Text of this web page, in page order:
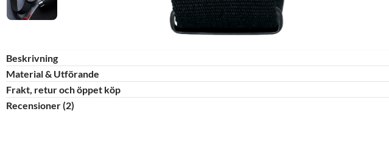
Beskrivning
Material & Utförande​
Frakt, retur och öppet köp
Recensioner (2)